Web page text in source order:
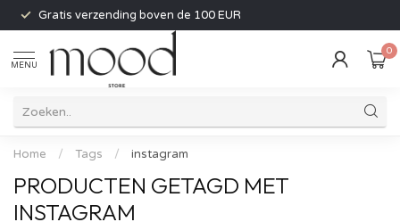
Gratis verzending boven de 100 EUR
MENU
0
Home / Tags / instagram
PRODUCTEN GETAGD MET
INSTAGRAM